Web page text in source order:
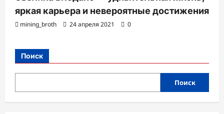
яркая карьера и невероятные достижения
mining_broth 24 апреля 2021 0
Поиск
Поиск